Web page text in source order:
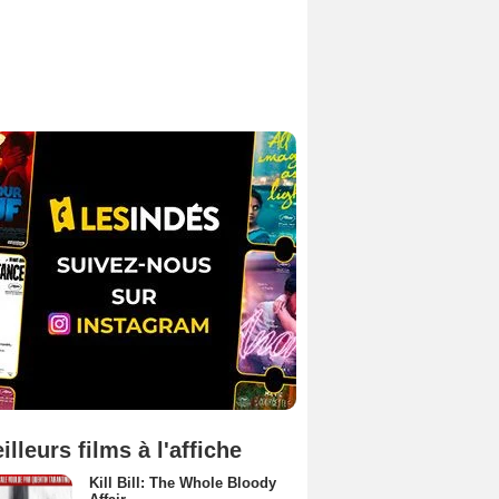
films à l'affiche
Kill Bill: The Whole Bloody